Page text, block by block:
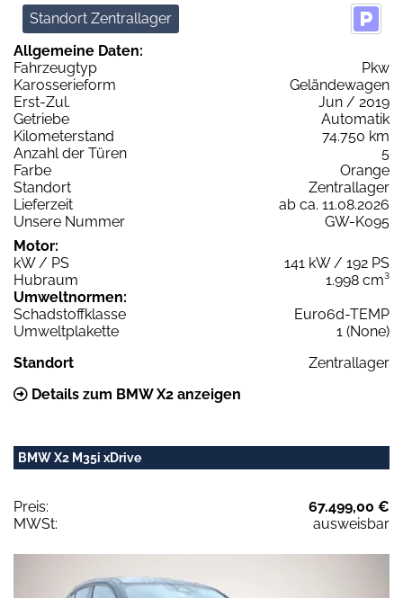
Standort Zentrallager
Allgemeine Daten:
Fahrzeugtyp
Pkw
Karosserieform
Geländewagen
Erst-Zul.
Jun / 2019
Getriebe
Automatik
Kilometerstand
74.750 km
Anzahl der Türen
5
Farbe
Orange
Standort
Zentrallager
Lieferzeit
ab ca. 11.08.2026
Unsere Nummer
GW-K095
Motor:
kW / PS
141 kW / 192 PS
Hubraum
1.998 cm³
Umweltnormen:
Schadstoffklasse
Euro6d-TEMP
Umweltplakette
1 (None)
Standort
Zentrallager
Details zum BMW X2 anzeigen
BMW X2 M35i xDrive
Preis:
67.499,00 €
MWSt:
ausweisbar